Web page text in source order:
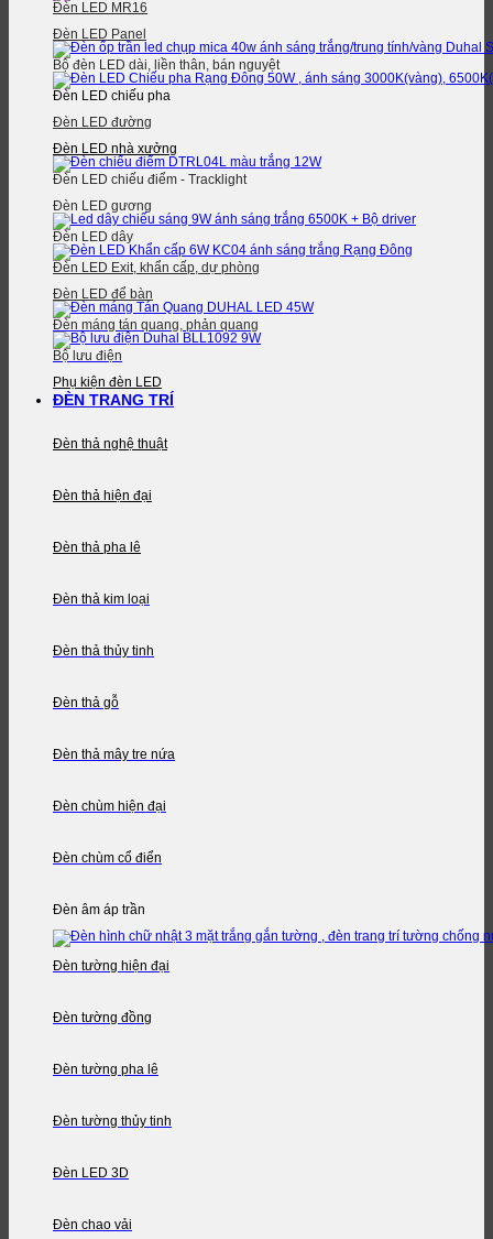
Đèn LED MR16
Đèn LED Panel
Bộ đèn LED dài, liền thân, bán nguyệt
Đèn LED chiếu pha
Đèn LED đường
Đèn LED nhà xưởng
Đèn LED chiếu điểm - Tracklight
Đèn LED gương
Đèn LED dây
Đèn LED Exit, khẩn cấp, dự phòng
Đèn LED để bàn
Đèn máng tán quang, phản quang
Bộ lưu điện
Phụ kiện đèn LED
ĐÈN TRANG TRÍ
Đèn thả nghệ thuật
Đèn thả hiện đại
Đèn thả pha lê
Đèn thả kim loại
Đèn thả thủy tinh
Đèn thả gỗ
Đèn thả mây tre nứa
Đèn chùm hiện đại
Đèn chùm cổ điển
Đèn âm áp trần
Đèn tường hiện đại
Đèn tường đồng
Đèn tường pha lê
Đèn tường thủy tinh
Đèn LED 3D
Đèn chao vải